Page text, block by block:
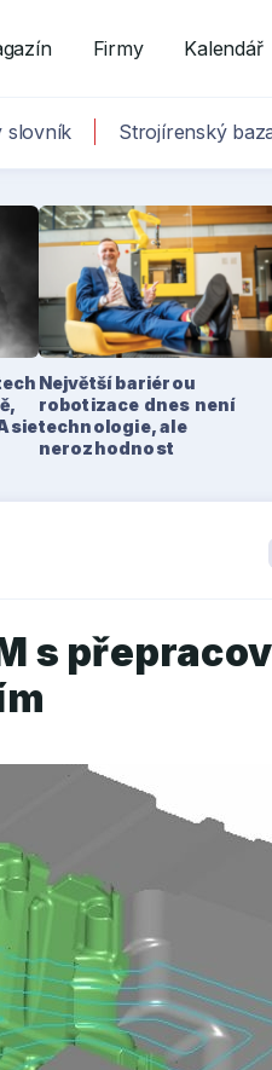
Firmy Kalendář
slovník Strojírenský
Největší bariérou
robotizace dnes není
technologie, ale
nerozhodnost
s